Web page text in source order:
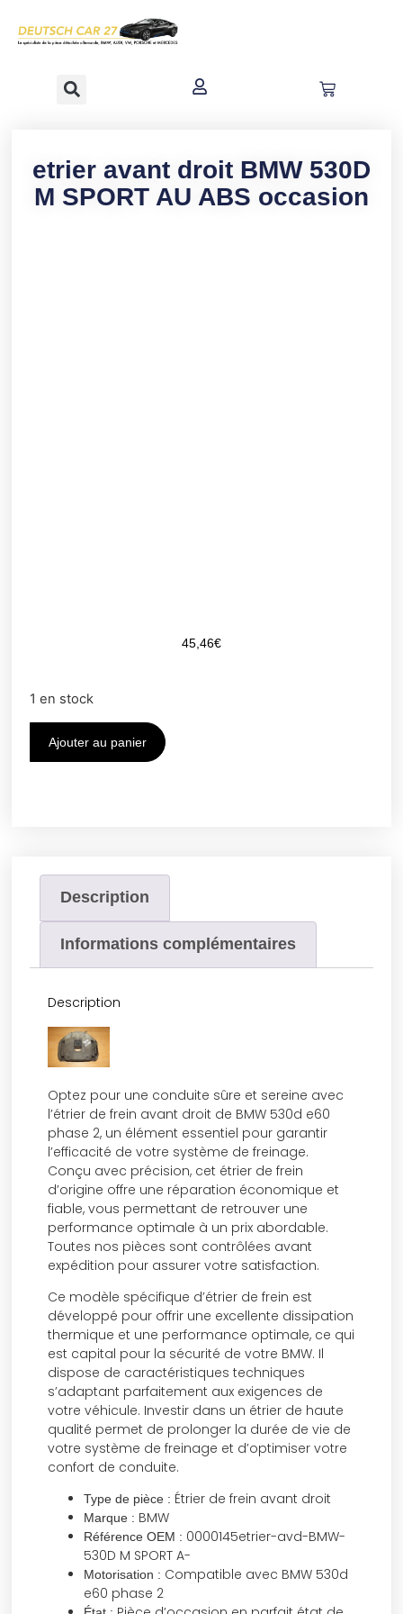
principal
etrier avant droit BMW 530D
M SPORT AU ABS occasion
45,46€
1 en stock
Ajouter au panier
Description
Informations complémentaires
Description
Optez pour une conduite sûre et sereine avec
l’étrier de frein avant droit de BMW 530d e60
phase 2, un élément essentiel pour garantir
l’efficacité de votre système de freinage.
Conçu avec précision, cet étrier de frein
d’origine offre une réparation économique et
fiable, vous permettant de retrouver une
performance optimale à un prix abordable.
Toutes nos pièces sont contrôlées avant
expédition pour assurer votre satisfaction.
Ce modèle spécifique d’étrier de frein est
développé pour offrir une excellente dissipation
thermique et une performance optimale, ce qui
est capital pour la sécurité de votre BMW. Il
dispose de caractéristiques techniques
s’adaptant parfaitement aux exigences de
votre véhicule. Investir dans un étrier de haute
qualité permet de prolonger la durée de vie de
votre système de freinage et d’optimiser votre
confort de conduite.
Type de pièce : Étrier de frein avant droit
Marque : BMW
Référence OEM : 0000145etrier-avd-BMW-
530D M SPORT A-
Motorisation : Compatible avec BMW 530d
e60 phase 2